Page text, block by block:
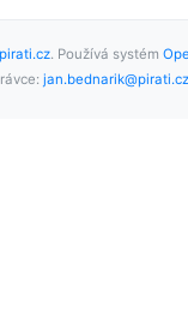
. Používá systém
jan.bednarik@pirati.cz